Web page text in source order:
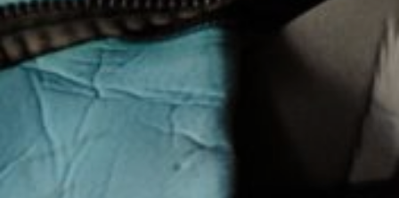
Estas cookies son utilizadas para almacenar información
sobre las preferencias y elecciones personales del usuario
a través de la observación continuada de sus hábitos de
navegación. Gracias a ellas, podemos conocer los hábitos
de navegación en el sitio web y mostrar publicidad
relacionada con el perfil de navegación del usuario.